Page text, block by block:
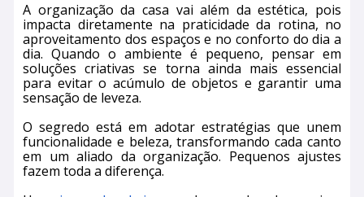
A organização da casa vai além da estética, pois
impacta diretamente na praticidade da rotina, no
aproveitamento dos espaços e no conforto do dia a
dia. Quando o ambiente é pequeno, pensar em
soluções criativas se torna ainda mais essencial
para evitar o acúmulo de objetos e garantir uma
sensação de leveza.
O segredo está em adotar estratégias que unem
funcionalidade e beleza, transformando cada canto
em um aliado da organização. Pequenos ajustes
fazem toda a diferença.